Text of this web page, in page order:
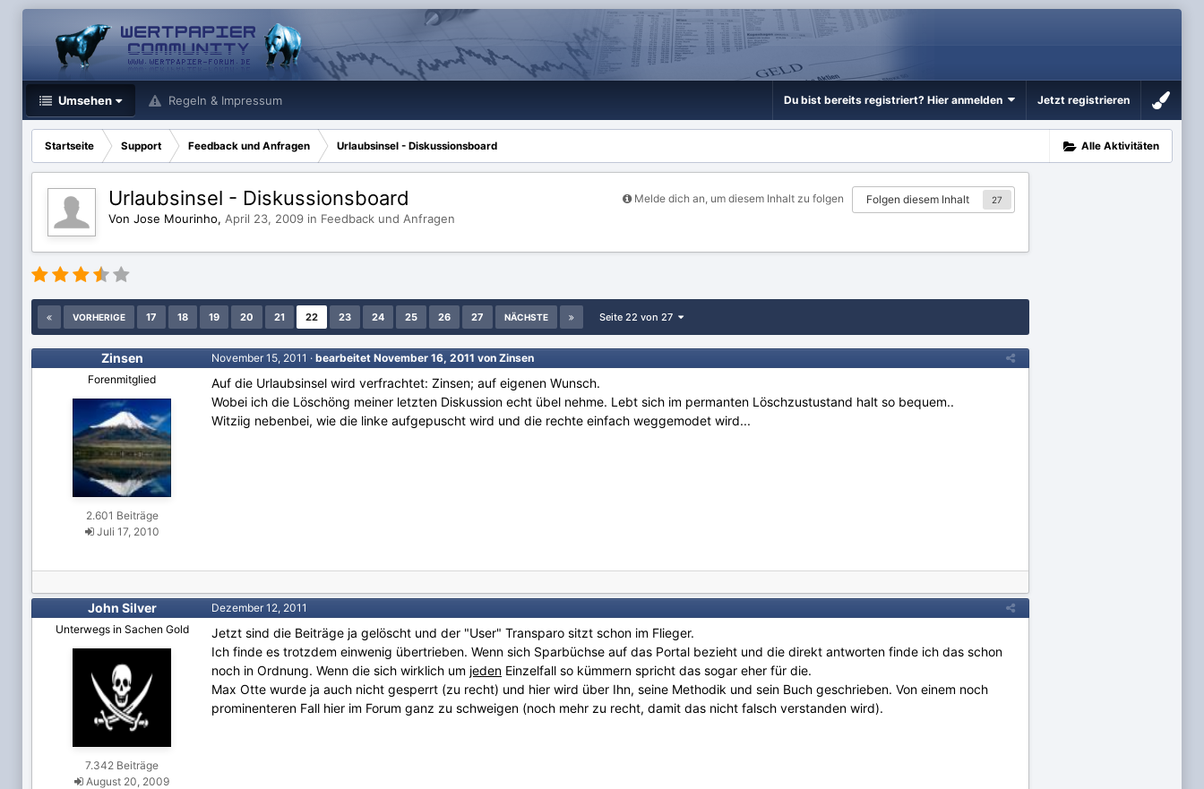
Umsehen Regeln & Impressum Du bist bereits registriert? Hier anmelden Jetzt registrieren
Alle Aktivitäten
Startseite Support Feedback und Anfragen Urlaubsinsel - Diskussionsboard
Melde dich an, um diesem Inhalt zu folgen Folgen diesem Inhalt 27
Urlaubsinsel - Diskussionsboard
Von Jose Mourinho, April 23, 2009 in Feedback und Anfragen
VORHERIGE 17 18 19 20 21 22 23 24 25 26 27 NÄCHSTE Seite 22 von 27
Zinsen
Forenmitglied
2.601 Beiträge
Juli 17, 2010
November 15, 2011 · bearbeitet November 16, 2011 von Zinsen
Auf die Urlaubsinsel wird verfrachtet: Zinsen; auf eigenen Wunsch.
Wobei ich die Löschöng meiner letzten Diskussion echt übel nehme. Lebt sich im permanten Löschzustustand halt so bequem..
Witziig nebenbei, wie die linke aufgepuscht wird und die rechte einfach weggemodet wird...
John Silver
Unterwegs in Sachen Gold
7.342 Beiträge
August 20, 2009
Dezember 12, 2011
Jetzt sind die Beiträge ja gelöscht und der "User" Transparo sitzt schon im Flieger.
Ich finde es trotzdem einwenig übertrieben. Wenn sich Sparbüchse auf das Portal bezieht und die direkt antworten finde ich das schon
noch in Ordnung. Wenn die sich wirklich um jeden Einzelfall so kümmern spricht das sogar eher für die.
Max Otte wurde ja auch nicht gesperrt (zu recht) und hier wird über Ihn, seine Methodik und sein Buch geschrieben. Von einem noch
prominenteren Fall hier im Forum ganz zu schweigen (noch mehr zu recht, damit das nicht falsch verstanden wird).